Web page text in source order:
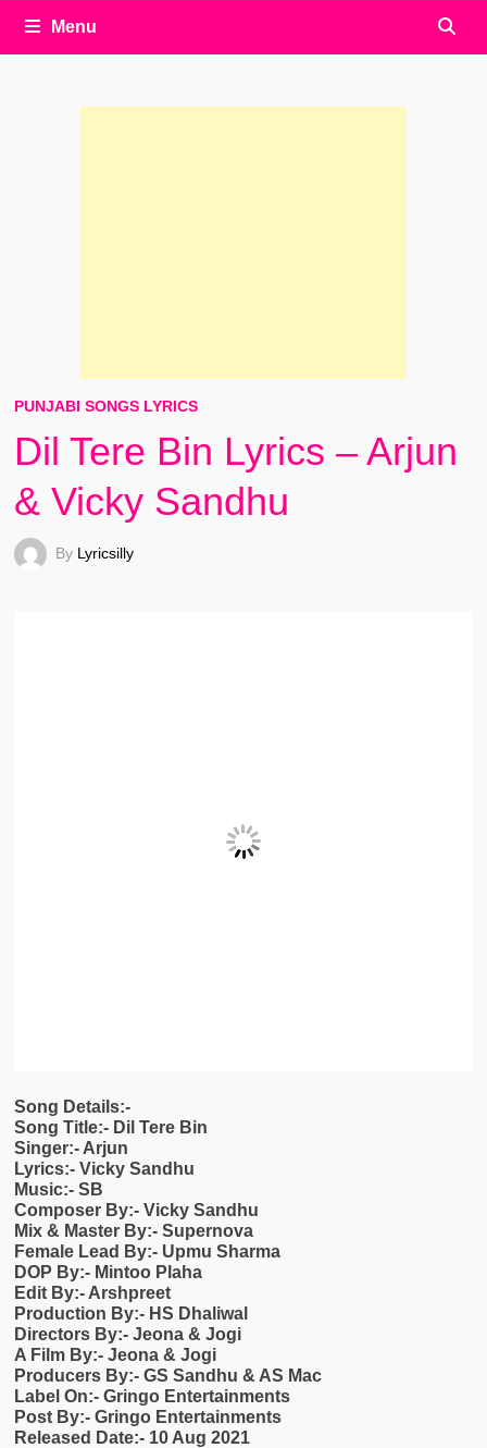
Menu
PUNJABI SONGS LYRICS
Dil Tere Bin Lyrics – Arjun
& Vicky Sandhu
By Lyricsilly
Song Details:-
Song Title:- Dil Tere Bin
Singer:- Arjun
Lyrics:- Vicky Sandhu
Music:- SB
Composer By:- Vicky Sandhu
Mix & Master By:- Supernova
Female Lead By:- Upmu Sharma
DOP By:- Mintoo Plaha
Edit By:- Arshpreet
Production By:- HS Dhaliwal
Directors By:- Jeona & Jogi
A Film By:- Jeona & Jogi
Producers By:- GS Sandhu & AS Mac
Label On:- Gringo Entertainments
Post By:- Gringo Entertainments
Released Date:- 10 Aug 2021